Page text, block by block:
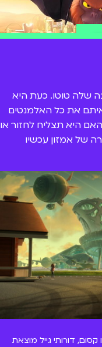
שלה טוטו. כעת היא
את כל האלמנטים
היא תצליח לחזור או
של אמזון עכשיו
דורותי גייל מוצאת